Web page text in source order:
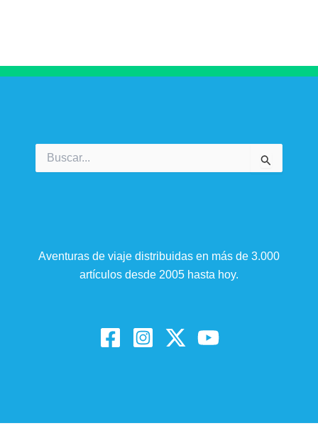
por:
Aventuras de viaje distribuidas en más de 3.000
artículos desde 2005 hasta hoy.